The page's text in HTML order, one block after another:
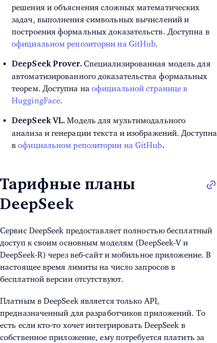
решения и объяснения сложных математических
задач, выполнения символьных вычислений и
построения формальных доказательств. Доступна в
официальном репозитории на GitHub.
DeepSeek Prover. Специализированная модель для
автоматизированного доказательства формальных
теорем. Доступна наофициальной странице в
HuggingFace.
DeepSeek VL. Модель для мультимодального
анализа и генерации текста и изображений. Доступна
вофициальном репозитории на GitHub.
Тарифные планы
DeepSeek
Сервис DeepSeek предоставляет полностью бесплатный
доступ к своим основным моделям (DeepSeek-V и
DeepSeek-R) через веб-сайт и мобильное приложение. В
настоящее время лимиты на число запросов в
бесплатной версии отсутствуют.
Платным в DeepSeek является только API,
предназначенный для разработчиков приложений. То
есть если кто-то хочет интегрировать DeepSeek в
собственное приложение, ему потребуется платить за